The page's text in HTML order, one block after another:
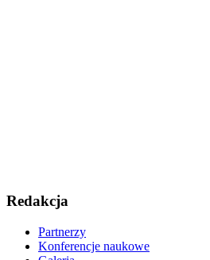
Redakcja
Partnerzy
Konferencje naukowe